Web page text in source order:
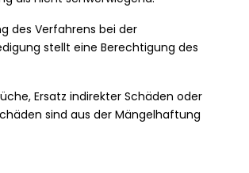
des Verfahrens bei der
stellt eine Berechtigung des
Ersatz indirekter Schäden oder
sind aus der Mängelhaftung